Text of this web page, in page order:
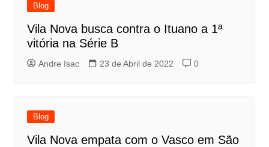
Blog
Vila Nova busca contra o Ituano a 1ª
vitória na Série B
Andre Isac 23 de Abril de 2022 0
Blog
Vila Nova empata com o Vasco em São